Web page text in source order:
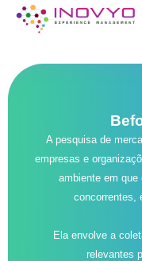
conteúdo
A pesquisa de
empresas e
ambiente em
concorrentes,
Ela envolve a
relevantes